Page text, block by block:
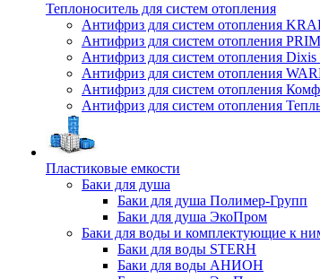
Теплоноситель для систем отопления
Антифриз для систем отопления
Антифриз для систем отопления
Антифриз для систем отопления Dixis
Антифриз для систем отопления
Антифриз для систем отопления
Антифриз для систем отопления
Пластиковые емкости
Баки для душа
Баки для душа Полимер-Групп
Баки для душа ЭкоПром
Баки для воды и комплектующие к
Баки для воды STERH
Баки для воды АНИОН